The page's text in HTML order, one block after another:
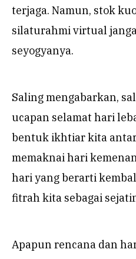
terjaga. Namun, stok
silaturahmi virtual
seyogyanya.
Saling mengabarkan,
ucapan selamat hari
bentuk ikhtiar kita
memaknai hari
hari yang berarti
fitrah kita sebagai
Apapun rencana dan